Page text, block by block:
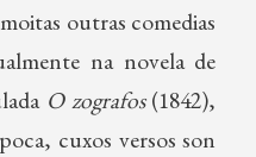
outras comedias
na novela de
O zografos(1842),
cuxos versos son